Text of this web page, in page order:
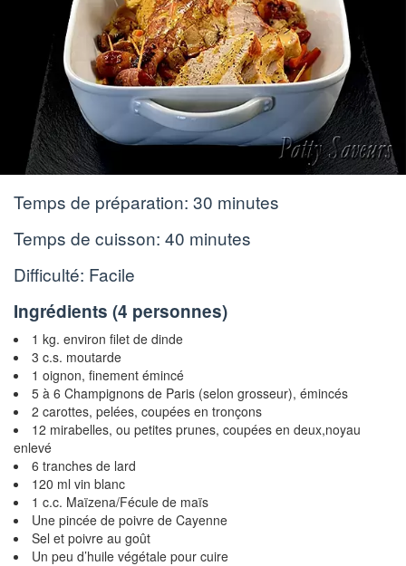
Temps de préparation: 30 minutes
Temps de cuisson: 40 minutes
Difficulté: Facile
Ingrédients (4 personnes)
1 kg. environ filet de dinde
3 c.s. moutarde
1 oignon, finement émincé
5 à 6 Champignons de Paris (selon grosseur), émincés
2 carottes, pelées, coupées en tronçons
12 mirabelles, ou petites prunes, coupées en deux,noyau
enlevé
6 tranches de lard
120 ml vin blanc
1 c.c. Maïzena/Fécule de maïs
Une pincée de poivre de Cayenne
Sel et poivre au goût
Un peu d’huile végétale pour cuire